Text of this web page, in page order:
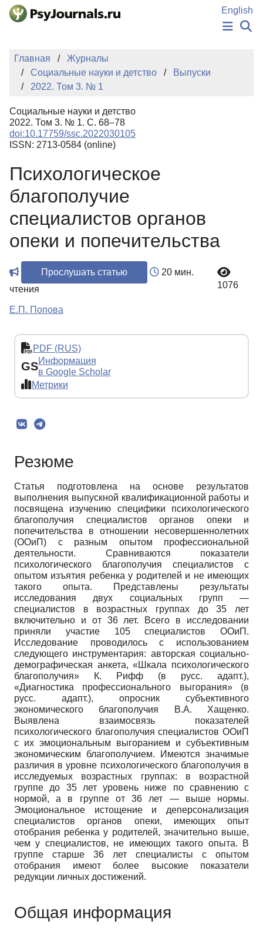
Перейти к основному содержанию
English
НОВОСТИ
АВТОРЫ
КЛЮЧЕВЫЕ СЛОВА
Регистрация
Главная
Журналы
Социальные науки и детство
Выпуски
2022. Том 3. № 1
Социальные науки и детство
2022. Том 3. № 1. С. 68–78
doi:10.17759/ssc.2022030105
ISSN: 2713-0584 (online)
Психологическое
благополучие
специалистов органов
опеки и попечительства
Прослушать статью
20 мин.
чтения
1076
Е.П. Попова
PDF (RUS)
GSИнформация
в Google Scholar
Метрики
Резюме
Статья подготовлена на основе результатов
выполнения выпускной квалификационной работы и
посвящена изучению специфики психологического
благополучия специалистов органов опеки и
попечительства в отношении несовершеннолетних
(ООиП) с разным опытом профессиональной
деятельности. Сравниваются показатели
психологического благополучия специалистов с
опытом изъятия ребенка у родителей и не имеющих
такого опыта. Представлены результаты
исследования двух социальных групп —
специалистов в возрастных группах до 35 лет
включительно и от 36 лет. Всего в исследовании
приняли участие 105 специалистов ООиП.
Исследование проводилось с использованием
следующего инструментария: авторская социально-
демографическая анкета, «Шкала психологического
благополучия» К. Рифф (в русс. адапт.),
«Диагностика профессионального выгорания» (в
русс. адапт.), опросник субъективного
экономического благополучия В.А. Хащенко.
Выявлена взаимосвязь показателей
психологического благополучия специалистов ООиП
с их эмоциональным выгоранием и субъективным
экономическим благополучием. Имеются значимые
различия в уровне психологического благополучия в
исследуемых возрастных группах: в возрастной
группе до 35 лет уровень ниже по сравнению с
нормой, а в группе от 36 лет — выше нормы.
Эмоциональное истощение и деперсонализация
специалистов органов опеки, имеющих опыт
отобрания ребенка у родителей, значительно выше,
чем у специалистов, не имеющих такого опыта. В
группе старше 36 лет специалисты с опытом
отобрания имеют более высокие показатели
редукции личных достижений.
Общая информация